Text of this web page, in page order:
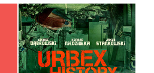
URBEX HISTORY.
FUKUSHIMA